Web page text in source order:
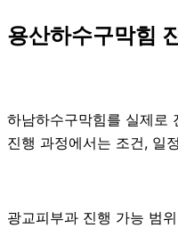
용산하수구막힘
하남하수구막힘를 실제로
진행 과정에서는 조건, 일
광교피부과 진행 가능 범